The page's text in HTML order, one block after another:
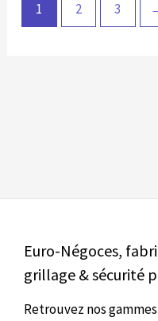
1 2 3
Euro-Négoces,
grillage & sécurité
Retrouvez nos